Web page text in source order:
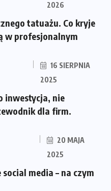
2026
tatuażu. Co kryje
w profesjonalnym
16 SIERPNIA
2025
inwestycja, nie
dla firm.
20 MAJA
2025
media – na czym